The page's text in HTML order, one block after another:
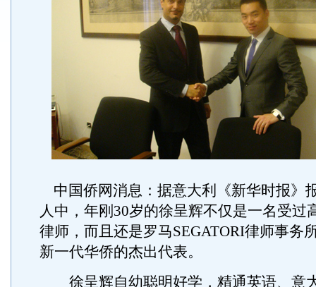
中国侨网消息：据意大利《新华时报》
人中，年刚30岁的徐呈辉不仅是一名受过
律师，而且还是罗马SEGATORI律师事务
新一代华侨的杰出代表。
徐呈辉自幼聪明好学，精通英语、意